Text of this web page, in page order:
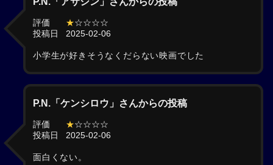
評価 ★☆☆☆☆
投稿日
2025-02-06
小学生が好きそうなくだらない映画でした
P.N.「ケンシロウ」さんからの投稿
評価 ★☆☆☆☆
投稿日
2025-02-06
面白くない。